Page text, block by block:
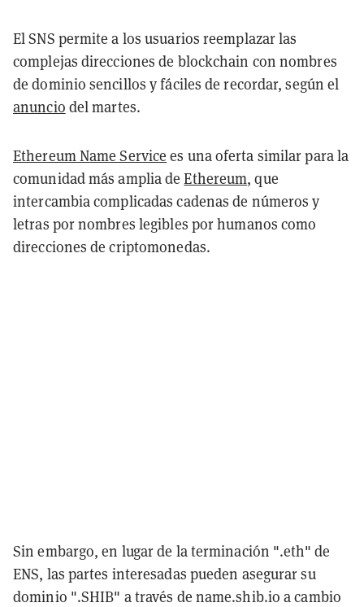
El SNS permite a los usuarios reemplazar las
complejas direcciones de blockchain con nombres
de dominio sencillos y fáciles de recordar, según el
anuncio del martes.
Ethereum Name Service es una oferta similar para la
comunidad más amplia deEthereum, que
intercambia complicadas cadenas de números y
letras por nombres legibles por humanos como
direcciones de criptomonedas.
Sin embargo, en lugar de la terminación ".eth" de
ENS, las partes interesadas pueden asegurar su
dominio ".SHIB" a través de name.shib.io a cambio